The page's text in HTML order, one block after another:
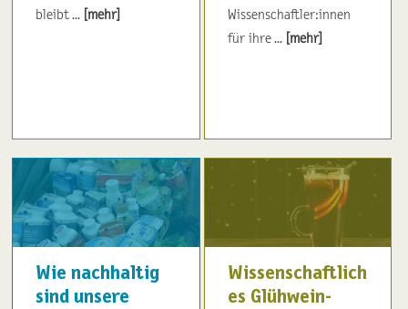
bleibt ... [mehr]
Wissenschaftler:innen
für ihre ... [mehr]
Wie nachhaltig
sind unsere
Wissenschaftlich
es Glühwein-